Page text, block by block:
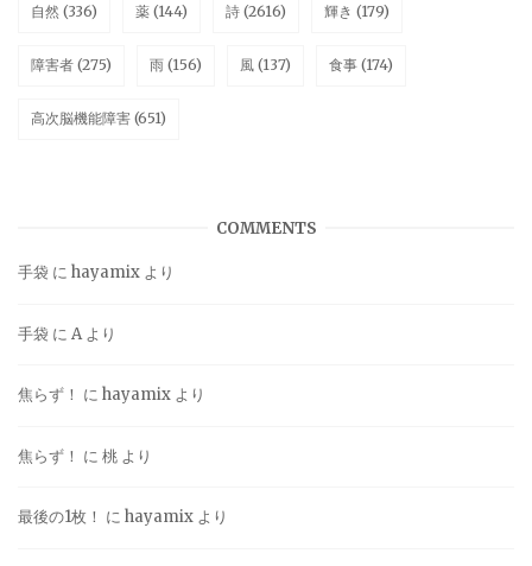
自然 (336) 薬 (144) 詩 (2616) 輝き (179)
障害者 (275) 雨 (156) 風 (137) 食事 (174)
高次脳機能障害 (651)
COMMENTS
手袋 に hayamix より
手袋 に Aより
焦らず！ に hayamix より
焦らず！ に 桃 より
最後の1枚！ に hayamix より